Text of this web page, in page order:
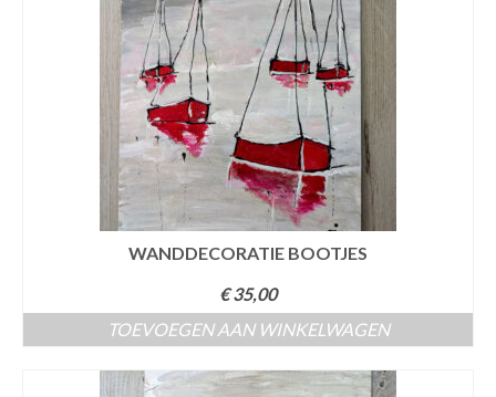
WANDDECORATIE BOOTJES
€35,00
TOEVOEGEN AAN WINKELWAGEN